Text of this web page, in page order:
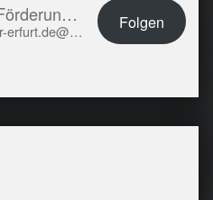
Verein zur Förderung von Technikkultur in Erfurt e.V.
@technikkultur-erfurt.de@technikkultur-erfurt.de Folgen